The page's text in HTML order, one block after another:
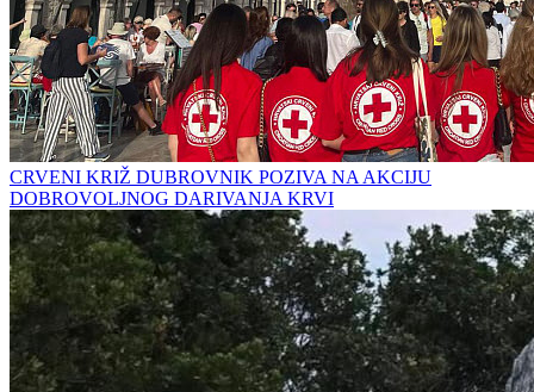
CRVENI KRIŽ DUBROVNIK POZIVA NA AKCIJU
DOBROVOLJNOG DARIVANJA KRVI